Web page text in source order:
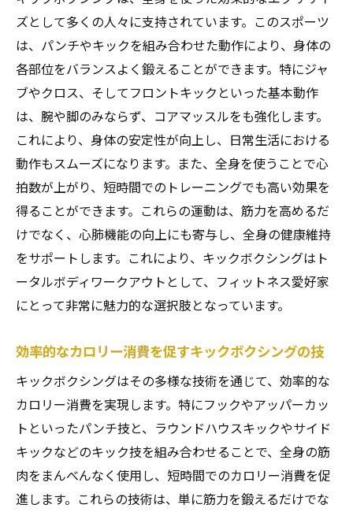
ズとして多くの人々に支持されています。このスポーツ
は、パンチやキックを組み合わせた動作により、身体の
各部位をバランスよく鍛えることができます。特にジャ
ブやクロス、そしてフロントキックといった基本動作
は、腕や脚のみならず、コアマッスルをも強化します。
これにより、身体の安定性が向上し、日常生活における
動作もスムーズになります。また、全身を使うことで心
拍数が上がり、短時間でのトレーニングでも高い効果を
得ることができます。これらの運動は、筋力を高めるだ
けでなく、心肺機能の向上にも寄与し、全身の健康維持
をサポートします。これにより、キックボクシングはト
ータルボディワークアウトとして、フィットネス愛好家
にとって非常に魅力的な選択肢となっています。
効率的なカロリー消費を促すキックボクシングの技
キックボクシングはその多様な技術を通じて、効率的な
カロリー消費を実現します。特にフックやアッパーカッ
トといったパンチ技と、ラウンドハウスキックやサイド
キックなどのキック技を組み合わせることで、全身の筋
肉をまんべんなく使用し、短時間でのカロリー消費を促
進します。これらの技術は、単に筋力を鍛えるだけでな